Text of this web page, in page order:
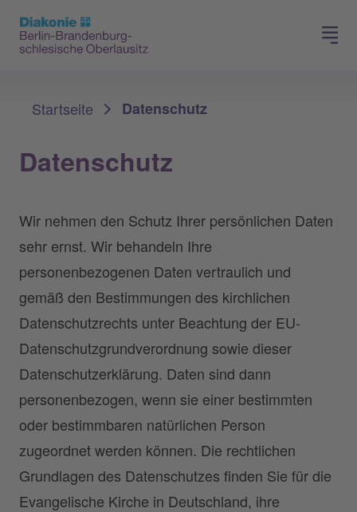
Presse
Startseite
Datenschutz
Datenschutz
Wir nehmen den Schutz Ihrer persönlichen Daten
sehr ernst. Wir behandeln Ihre
personenbezogenen Daten vertraulich und
gemäß den Bestimmungen des kirchlichen
Datenschutzrechts unter Beachtung der EU-
Datenschutzgrundverordnung sowie dieser
Datenschutzerklärung. Daten sind dann
personenbezogen, wenn sie einer bestimmten
oder bestimmbaren natürlichen Person
zugeordnet werden können. Die rechtlichen
Grundlagen des Datenschutzes finden Sie für die
Evangelische Kirche in Deutschland, ihre